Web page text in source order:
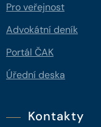
Pro veřejnost
Advokátní deník
Portál ČAK
Úřední deska
Kontakty